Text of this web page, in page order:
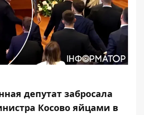
депутат забросала
Косово яйцами в